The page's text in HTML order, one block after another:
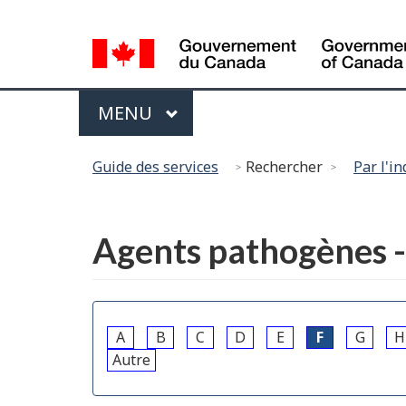
de
la
langue
Menu
PRINCIPAL
MENU
Guide des services Rechercher Par
Agents pathogènes
A B C D E F G H
Autre